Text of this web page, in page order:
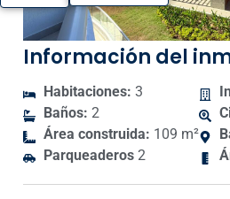
Información del
Habitaciones: 3
Baños: 2
Área construida: 109 m²
Parqueaderos 2